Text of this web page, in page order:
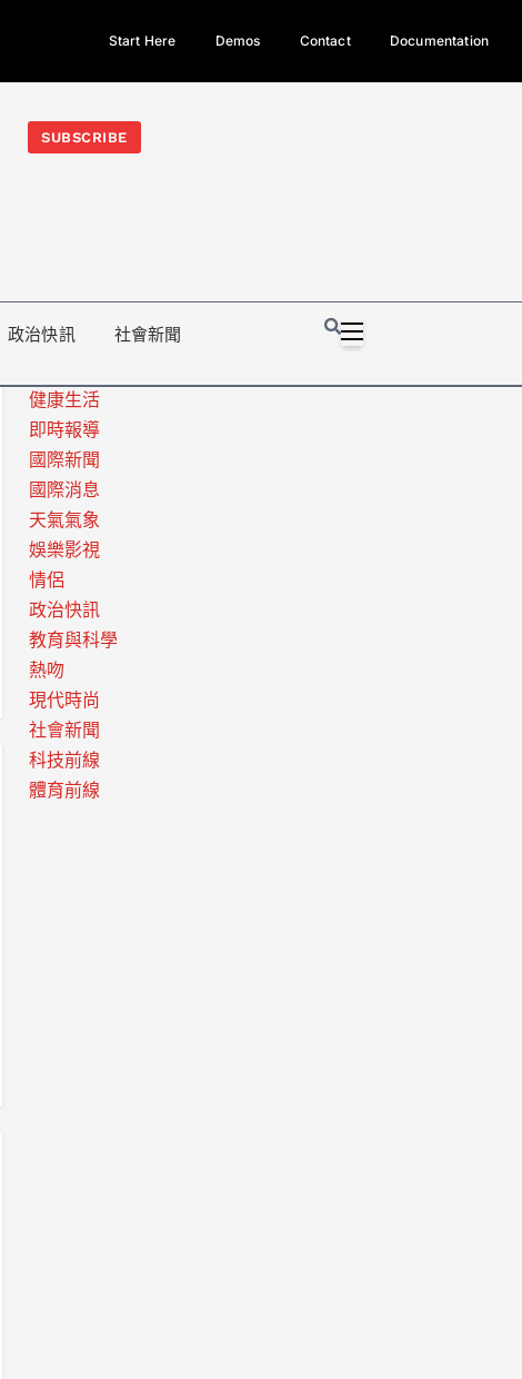
今日熱門新聞TOP3｜西拉雅族正式成第17個原住民族、立院電競
光電場回
Start Here Demos Contact Documentation
SUBSCRIBE
政治快訊 社會新聞
健康生活
即時報導
國際新聞
國際消息
天氣氣象
娛樂影視
情侶
政治快訊
教育與科學
熱吻
現代時尚
社會新聞
科技前線
體育前線